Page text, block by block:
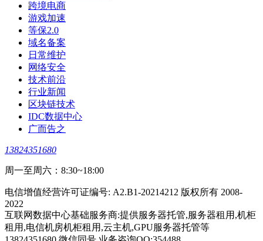
跨境电商
游戏加速
等保2.0
域名备案
日常维护
网络安全
技术前沿
行业新闻
区块链技术
IDC数据中心
广而告之
13824351680
周一至周六：8:30~18:00
电信增值经营许可证编号: A2.B1-20214212 版权所有 2008-
2022
互联网数据中心基础服务商:提供服务器托管,服务器租用,机柜
租用,电信机房机柜租用,云主机,GPU服务器托管等